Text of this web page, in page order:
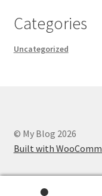
Categories
Uncategorized
© My Blog 2026
Built with